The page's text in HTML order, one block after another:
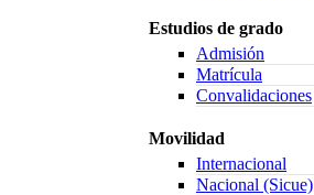
Estudios de grado
Admisión
Matrícula
Convalidaciones
Movilidad
Internacional
Nacional (Sicue)